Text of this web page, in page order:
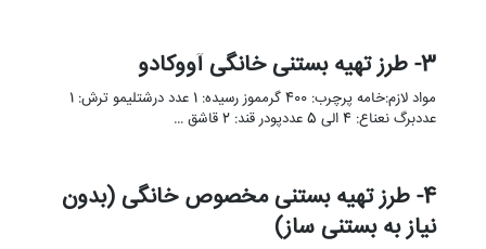
3- طرز تهیه بستنی خانگی آووکادو
مواد لازم:خامه پرچرب: 400 گرمموز رسیده: 1 عدد درشتلیمو ترش: 1
عددبرگ نعناع: 4 الی 5 عددپودر قند: 2 قاشق …
4- طرز تهیه بستنی مخصوص خانگی (بدون
نیاز به بستنی ساز)